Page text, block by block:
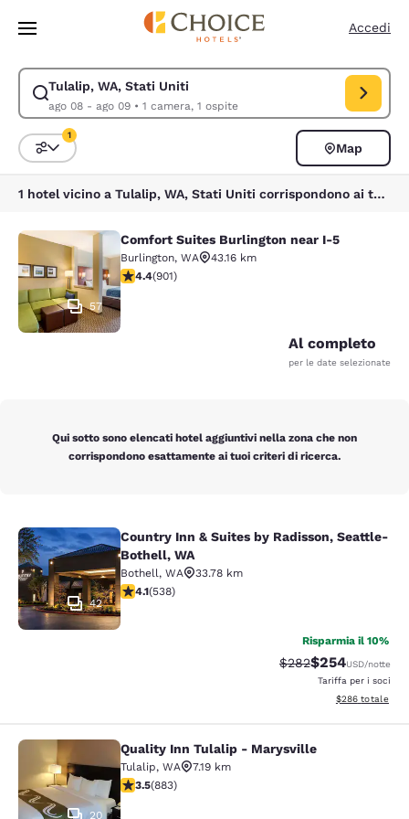
Vai A Contenuto Principale
Accedi
Tulalip, WA, Stati Uniti
ago 08 - ago 09• 1 camera, 1 ospite
Modifica la ricerca per Tulalip, WA, Stati Uniti. Data di check-in ago
Ordina e filtra
1
Map
1 hotel vicino a Tulalip, WA, Stati Uniti corrispondono ai tuoi filtri
Comfort Suites Burlington near I-5
57
Comfort Suites Burlington near I-5
Burlington, WA
43.16 km
Valutazione di 4.4 stelle. Ottimo. 901 recensioni
4.4(901)
Al completo
per le date selezionate
Qui sotto sono elencati hotel aggiuntivi nella zona che non
corrispondono esattamente ai tuoi criteri di ricerca.
Country Inn & Suites by Radisson,
42
Country Inn & Suites by Radisson, Seattle-
Bothell, WA
Bothell, WA
33.78 km
Valutazione di 4.09 stelle. Molto buono. 538 recensioni
4.1(538)
Risparmia il 10%
Tariffa di barratura:
$282Tariffa
$254USD/notte
Tariffa per i soci
Visualizza i
$286 totale
Quality Inn Tulalip - Marysville
20
Quality Inn Tulalip - Marysville
Tulalip, WA
7.19 km
Valutazione di 3.53 stelle. Buono. 883 recensioni
3.5(883)